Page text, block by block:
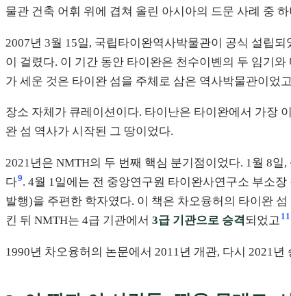
물관 건축 어휘 위에 겹쳐 올린 아시아의 드문 사례 중 하
2007년 3월 15일, 국립타이완역사박물관이 공식 설립되
이 걸렸다. 이 기간 동안 타이완은 천수이볜의 두 임기
가 세운 것은 타이완 섬을 주체로 삼은 역사박물관이었
장소 자체가 큐레이션이다. 타이난은 타이완에서 가장
완 섬 역사가 시작된 그 땅이었다.
2021년은 NMTH의 두 번째 핵심 분기점이었다. 1월 8
다9. 4월 1일에는 전 중앙연구원 타이완사연구소 부소
발행)을 주편한 학자였다. 이 책은 차오융허의 타이완
킨 뒤 NMTH는 4급 기관에서 3급 기관으로 승격되었고 11
1990년 차오융허의 논문에서 2011년 개관, 다시 2021